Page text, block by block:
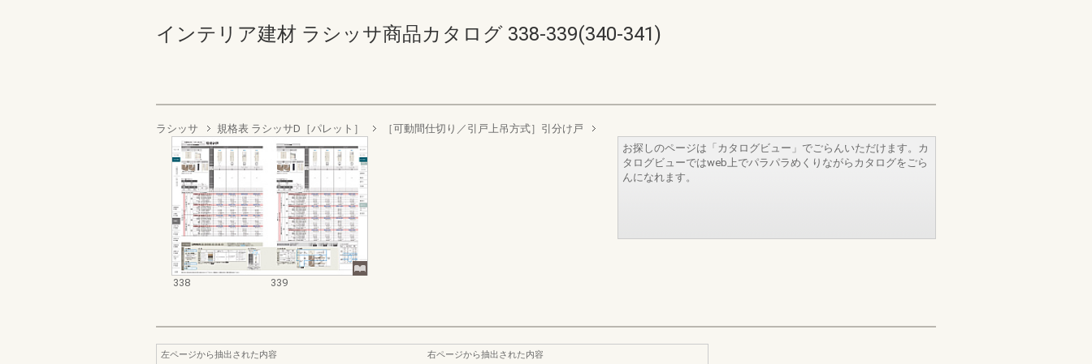
インテリア建材 ラシッサ商品カタログ 338-339(340-341)
ラシッサ 規格表 ラシッサD［パレット］ ［可動間仕切り／引戸上吊方式］引分け戸
338 339
お探しのページは「カタログビュー」でごらんいただけます。カ
タログビューではweb上でパラパラめくりながらカタログをごら
んになれます。
左ページから抽出された内容
右ページから抽出された内容